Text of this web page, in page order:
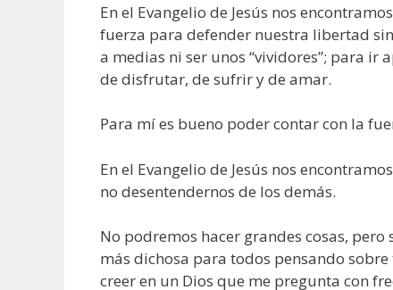
En el Evangelio de Jesús nos
fuerza para defender nuestra libertad
a medias ni ser unos “vividores”; para
de disfrutar, de sufrir y de amar.
Para mí es bueno poder contar con la
En el Evangelio de Jesús nos
no desentendernos de los demás.
No podremos hacer grandes cosas,
más dichosa para todos pensando
creer en un Dios que me pregunta con